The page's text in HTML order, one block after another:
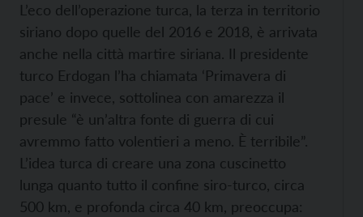
L’eco dell’operazione turca, la terza in territorio
siriano dopo quelle del 2016 e 2018, è arrivata
anche nella città martire siriana. Il presidente
turco Erdogan l’ha chiamata ‘Primavera di
pace’ e invece, sottolinea con amarezza il
presule “è un’altra fonte di guerra di cui
avremmo fatto volentieri a meno. È terribile”.
L’idea turca di creare una zona cuscinetto
lunga quanto tutto il confine siro-turco, circa
500 km, e profonda circa 40 km, preoccupa: